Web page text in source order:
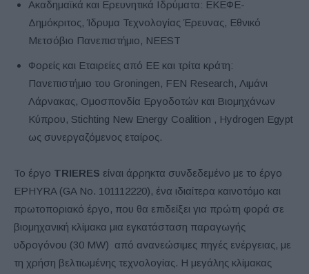
Ακαδημαϊκά και Ερευνητικά Ιδρύματα: ΕΚΕΦΕ-
Δημόκριτος, Ίδρυμα Τεχνολογίας Έρευνας, Εθνικό
Μετσόβιο Πανεπιστήμιο, NEEST
Φορείς και Εταιρείες από ΕΕ και τρίτα κράτη:
Πανεπιστήμιο του Groningen, FEN Research, Λιμάνι
Λάρνακας, Ομοσπονδία Εργοδοτών και Βιομηχάνων
Κύπρου, Stichting New Energy Coalition , Hydrogen Egypt
ως συνεργαζόμενος εταίρος.
Το έργο TRIERES είναι άρρηκτα συνδεδεμένο με το έργο
EPHYRA (GA No. 101112220), ένα ιδιαίτερα καινοτόμο και
πρωτοποριακό έργο, που θα επιδείξει για πρώτη φορά σε
βιομηχανική κλίμακα μια εγκατάσταση παραγωγής
υδρογόνου (30 MW) από ανανεώσιμες πηγές ενέργειας, με
τη χρήση βελτιωμένης τεχνολογίας. Η μεγάλης κλίμακας